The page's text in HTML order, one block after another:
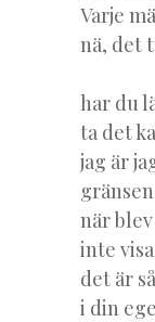
Varje
nä, det
har du
ta det
jag är
när
inte
det är
i din